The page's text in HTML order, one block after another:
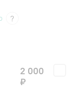
?
2 000
₽